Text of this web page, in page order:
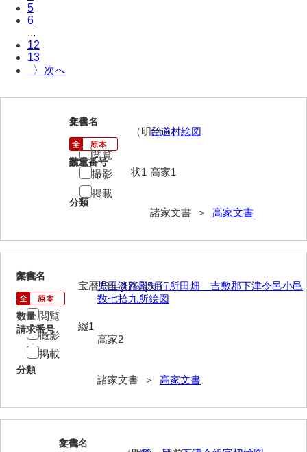
内田家文書（防府市）
内田伸採拓史料
内海家文書
宇野家文書
江浪家文書
惠本家文書
相木家文書
大田家文書
5
6
...
12
13
〉
1
文書名
台道村絵図
請求番号
高家1
分類
諸家文書 ＞ 高家文書
年代
（明治ヵ）
数量
状1
閲覧
撮影
掲載
2
文書名
児玉淡路殿知行所田畑 吉敷郡下津令邑小邑
数七拾九所絵図
請求番号
高家2
分類
諸家文書 ＞ 高家文書
年代
宝暦13年[1763]5月
数量
綴1
閲覧
撮影
掲載
3
文書名
年代